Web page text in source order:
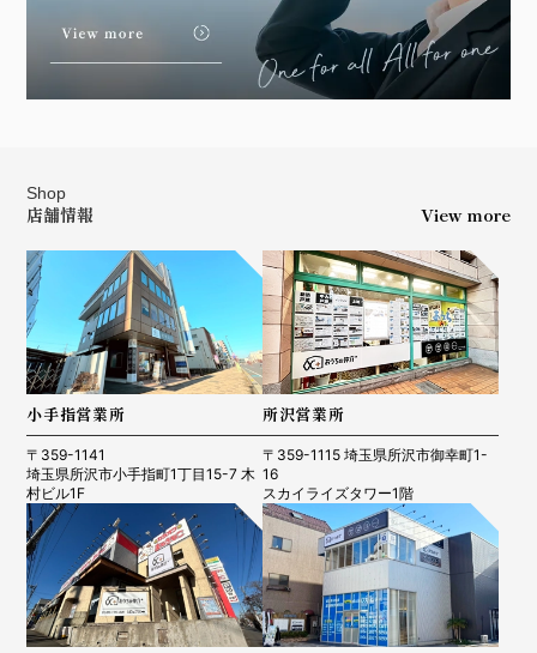
Shop
店舗情報 View more
小手指営業所
〒359-1141
埼玉県所沢市小手指町1丁目15-7 木
村ビル1F
所沢営業所
〒359-1115 埼玉県所沢市御幸町1-
16
スカイライズタワー1階